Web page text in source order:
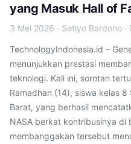
yang Masuk Hall of
3 Mei 2026 · Setiyo Bardono ·
TechnologyIndonesia.id –
menunjukkan prestasi
teknologi. Kali ini, sorotan
Ramadhan (14), siswa kelas
Barat, yang berhasil
NASA berkat kontribusinya di
membanggakan tersebut